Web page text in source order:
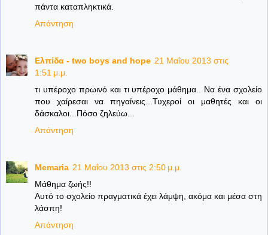
πάντα καταπληκτικά.
Απάντηση
Ελπίδα - two boys and hope 21 Μαΐου 2013 στις
1:51 μ.μ.
τι υπέροχο πρωινό και τι υπέροχο μάθημα.. Να ένα σχολείο
που χαίρεσαι να πηγαίνεις...Τυχεροί οι μαθητές και οι
δάσκαλοι...Πόσο ζηλεύω...
Απάντηση
Memaria 21 Μαΐου 2013 στις 2:50 μ.μ.
Μάθημα ζωής!!
Αυτό το σχολείο πραγματικά έχει λάμψη, ακόμα και μέσα στη
λάσπη!
Απάντηση